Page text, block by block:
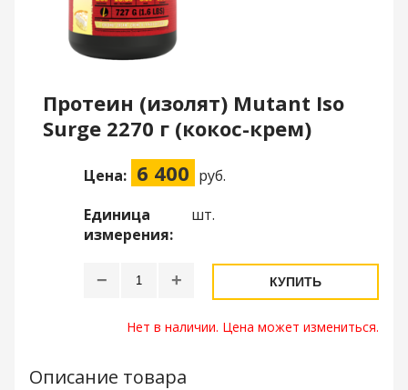
Протеин (изолят) Mutant Iso
Surge 2270 г (кокос-крем)
Цена: 6 400 руб.
Единица
измерения:
шт.
− + КУПИТЬ
Нет в наличии. Цена может измениться.
Описание товара